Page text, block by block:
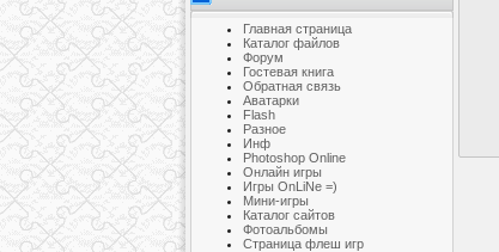
Главная страница
Каталог файлов
Форум
Гостевая книга
Обратная связь
Аватарки
Flash
Разное
Инф
Photoshop Online
Онлайн игры
Игры OnLiNe =)
Мини-игры
Каталог сайтов
Фотоальбомы
Cтраница флеш игр